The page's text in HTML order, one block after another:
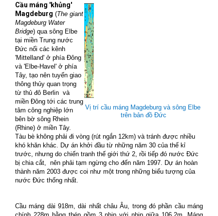
Vị trí cầu máng Magdeburg và sông Elbe
trên bản đồ Đức
Cầu máng 'khủng'
Magdeburg (The giant
Magdeburg Water
Bridge) qua sông Elbe
tại miền Trung nước
Đức nối các kênh
'Mittelland' ở phía Đông
và 'Elbe-Havel' ở phía
Tây, tạo nên tuyến giao
thông thủy quan trọng
từ thủ đô Berlin và
miền Đông tới các trung
tâm công nghiệp lớn
bên bờ sông Rhein
(Rhine) ở miền Tây.
Tàu bè không phải đi vòng (rút ngắn 12km) và tránh được nhiều
khó khăn khác.
Dự án khởi đầu từ những năm 30 của thế kỉ
trước, nhưng do chiến tranh thế giới thứ 2, rồi tiếp đó nước Đức
bị chia cắt,
nên phải tạm ngừng cho đến năm 1997. Dự án hoàn
thành năm 2003 được coi như một trong những biểu tượng của
nước Đức thống nhất.
Cầu máng dài 918m, dài nhất châu Âu, trong đó phần cầu máng